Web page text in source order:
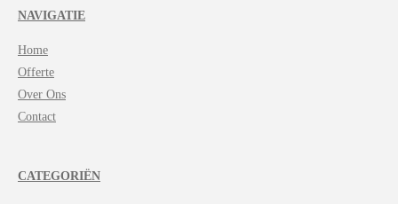
s
p
p
NAVIGATIE
Home
Offerte
Over Ons
Contact
CATEGORIËN